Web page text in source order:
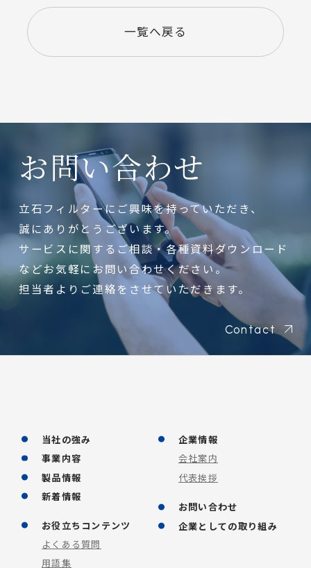
一覧へ戻る
お問い合わせ
Contact
立石フィルターにご興味を持っていただき、
誠にありがとうございます。
サービスに関するご相談・各種資料ダウンロード
などお気軽にお問い合わせください。
担当者よりご連絡をさせていただきます。
当社の強み
事業内容
製品情報
新着情報
企業情報
会社案内
代表挨拶
お役立ちコンテンツ
よくある質問
用語集
お問い合わせ
企業としての取り組み